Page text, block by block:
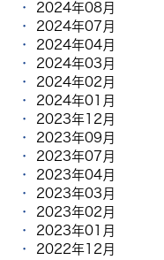
2024年08月
2024年07月
2024年04月
2024年03月
2024年02月
2024年01月
2023年12月
2023年09月
2023年07月
2023年04月
2023年03月
2023年02月
2023年01月
2022年12月